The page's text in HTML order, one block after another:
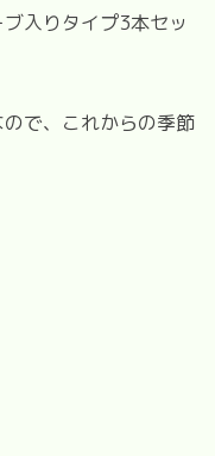
入りタイプ3本セッ
で、これからの季節